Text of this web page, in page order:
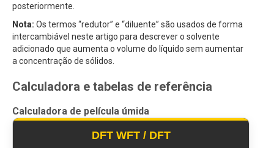
posteriormente.
Nota: Os termos “redutor” e “diluente” são usados de forma
intercambiável neste artigo para descrever o solvente
adicionado que aumenta o volume do líquido sem aumentar
a concentração de sólidos.
Calculadora e tabelas de referência
Calculadora de película úmida
DFT WFT / DFT